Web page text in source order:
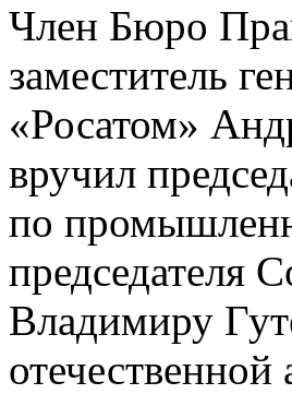
Член Бюро
заместитель
«Росатом»
вручил
по
председателя
Владимиру